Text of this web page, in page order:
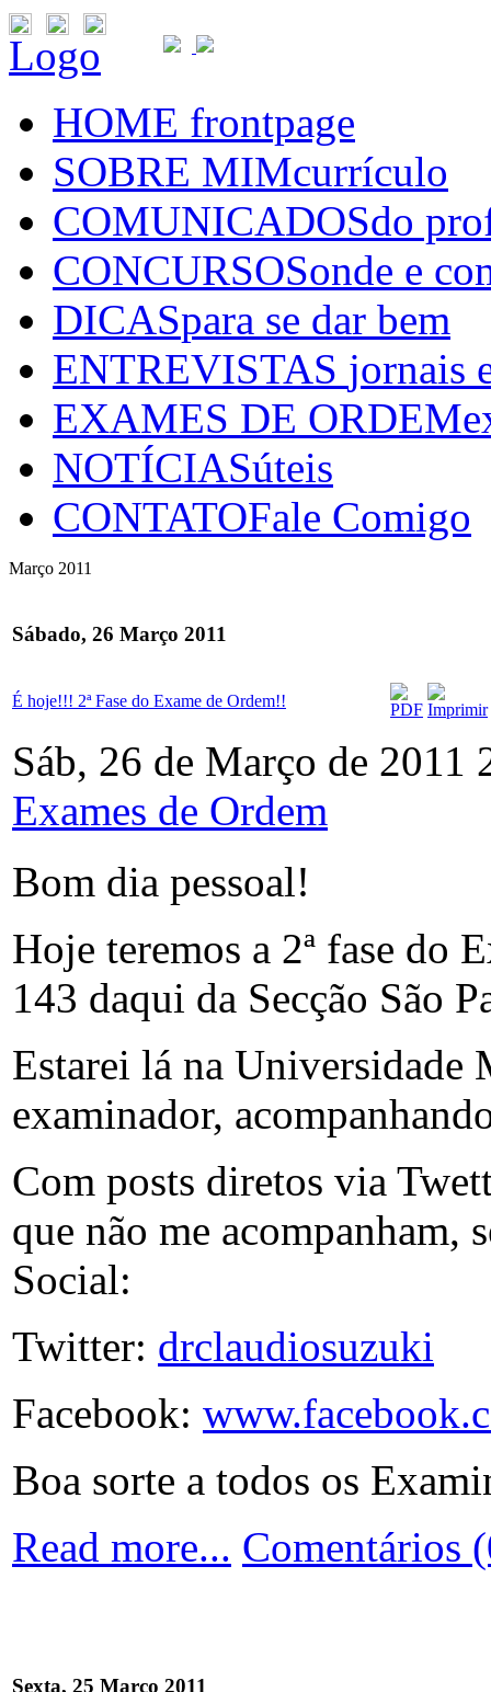
Logo
HOME frontpage
SOBRE MIMcurrículo
COMUNICADOSdo
CONCURSOSonde e
DICASpara se dar bem
ENTREVISTAS jornais
EXAMES DE ORDEM
NOTÍCIASúteis
CONTATOFale Comigo
Março 2011
Sábado, 26 Março 2011
É hoje!!! 2ª Fase do Exame de Ordem!!
Sáb, 26 de Março de 2011
Exames de Ordem
Bom dia pessoal!
Hoje teremos a 2ª fase do
143 daqui da Secção São
Estarei lá na Universidade
examinador,
Com posts diretos via
que não me acompanham,
Social:
Twitter: drclaudiosuzuki
Facebook:
Boa sorte a todos os
Read more... Comentários
Sexta, 25 Março 2011